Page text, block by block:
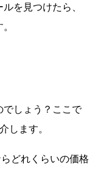
を見つけたら、
でしょう？ここで
します。
どれくらいの価格